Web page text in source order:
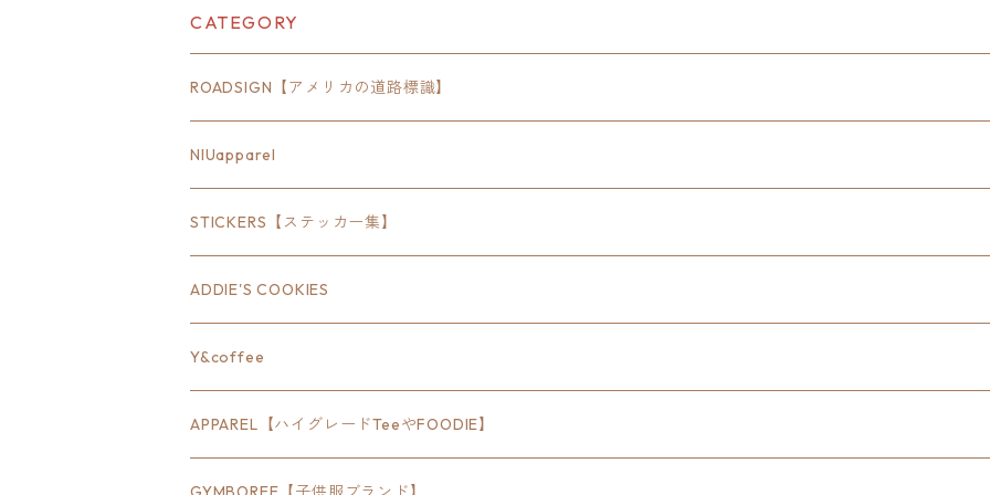
CATEGORY
ROADSIGN【アメリカの道路標識】
18inch×6inch
18inch×8inch
18inch×12inch
24inch×8inch
18inch×24inch
30inch×24inch
NIUapparel
STICKERS【ステッカー集】
ステート
ハウス
クルマ
セキュリティ
ADDIE'S COOKIES
Y&coffee
APPAREL【ハイグレードTeeやFOODIE】
Bradley